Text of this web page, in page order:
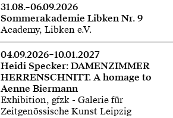
31.08.–06.09.2026
Sommerakademie Libken Nr. 9
Academy, Libken e.V.
04.09.2026–10.01.2027
Heidi Specker: DAMENZIMMER
HERRENSCHNITT. A homage to
Aenne Biermann
Exhibition, gfzk - Galerie für
Zeitgenössische Kunst Leipzig